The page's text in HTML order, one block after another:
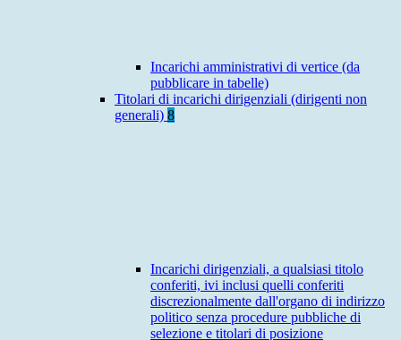
Incarichi amministrativi di vertice (da
pubblicare in tabelle)
Titolari di incarichi dirigenziali (dirigenti non
generali) 8
Incarichi dirigenziali, a qualsiasi titolo
conferiti, ivi inclusi quelli conferiti
discrezionalmente dall'organo di indirizzo
politico senza procedure pubbliche di
selezione e titolari di posizione